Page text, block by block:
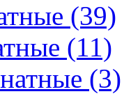
(39)
(11)
(3)